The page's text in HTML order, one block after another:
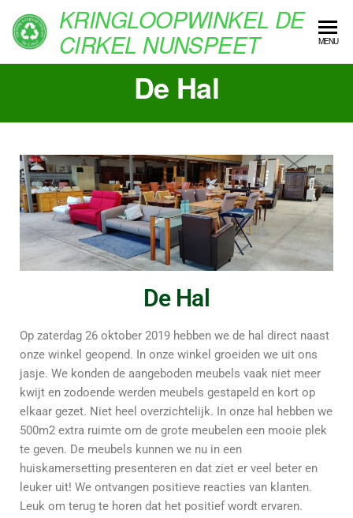
KRINGLOOPWINKEL DE
CIRKEL NUNSPEET
MENU
De Hal
De Hal
Op zaterdag 26 oktober 2019 hebben we de hal direct naast
onze winkel geopend. In onze winkel groeiden we uit ons
jasje. We konden de aangeboden meubels vaak niet meer
kwijt en zodoende werden meubels gestapeld en kort op
elkaar gezet. Niet heel overzichtelijk. In onze hal hebben we
500m2 extra ruimte om de grote meubelen een mooie plek
te geven. De meubels kunnen we nu in een
huiskamersetting presenteren en dat ziet er veel beter en
leuker uit! We ontvangen positieve reacties van klanten.
Leuk om terug te horen dat het positief wordt ervaren.